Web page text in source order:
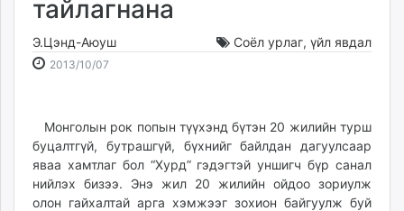
news.mn
zindaa.mn
Baabar.mn
mnb.mn
Livetv.mn
Eguur.mn
24tsag.mn
тайлагнана
Э.Цэнд-Аюуш Соёл урлаг, үйл явдал
2013/10/07
17:55:48
12:26:53
Монголын рок попын түүхэнд бүтэн 20 жилийн турш
буцалтгүй, бутрашгүй, бүхнийг байлдан дагуулсаар
яваа хамтлаг бол “Хурд” гэдэгтэй уншигч бүр санал
нийлэх бизээ. Энэ жил 20 жилийн ойдоо зориулж
олон гайхалтай арга хэмжээг зохион байгуулж буй